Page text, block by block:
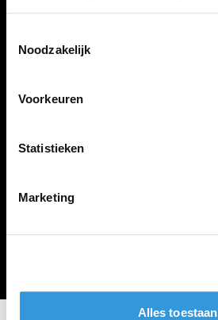
Noodzakelijk
Voorkeuren
Statistieken
Marketing
Alles toestaan